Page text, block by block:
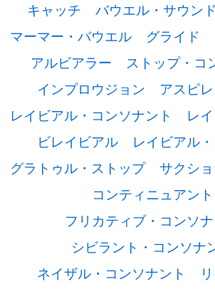
キャッチ
バウエル・サウンド
マーマー・バウエル
グライド
アルビアラー
ストップ・コ
インプロウジョン
アスピ
レイビアル・コンソナント
レ
ビレイビアル
レイビアル
グラトゥル・ストップ
サクシ
コンティニュアント
フリカティブ・コンソ
シビラント・コンソナ
ネイザル・コンソナント